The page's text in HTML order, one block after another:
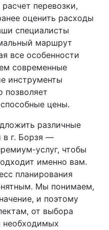
перевозки,
оценить расходы
специалисты
маршрут
все особенности
современные
инструменты
позволяет
цены.
различные
в г. Борзя —
услуг, чтобы
именно вам.
планирования
Мы понимаем,
и поэтому
от выбора
необходимых